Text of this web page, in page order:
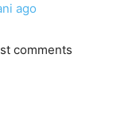
ago
comments